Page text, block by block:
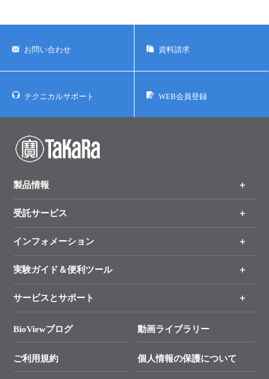
リアルタイムPCR実験ガイド
遺伝子検査ガイド（食品・水質・家畜他）
NGSポータルサイト
クローニング実験ガイド
RNAi実験ガイド
アプリケーションノート
プロトコール集
動画ライブラリー
Q&A
お問い合わせ 資料請求
テクニカルサポート WEB会員登録
製品情報
製品一覧
手法から製品を探す
新製品情報
受託サービス
オンライン注文
インフォメーション
キャンペーン
タカラバイオ各種会員募集のお知らせ
終売製品のお知らせ
価格改定のご案内
実験ガイド＆便利ツール
リアルタイムPCR実験のススメ
幹細胞・再生医療研究ガイド
クローニング実験ガイド
サービスとサポート
総合お問い合わせ
BioViewブログ 動画ライブラリー
ご利用規約 個人情報の保護について